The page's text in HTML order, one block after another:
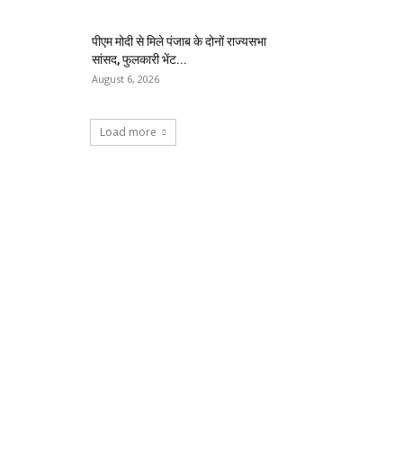
पीएम मोदी से मिले पंजाब के दोनों राज्यसभा
सांसद, फुलकारी भेंट...
August 6, 2026
Load more